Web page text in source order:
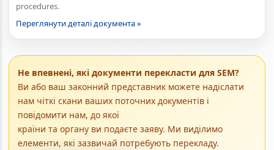
procedures.
Переглянути деталі документа »
Не впевнені, які документи перекласти для SEM?
Ви або ваш законний представник можете надіслати
нам чіткі скани ваших поточних документів і
повідомити нам, до якої
країни та органу ви подаєте заяву. Ми виділимо
елементи, які зазвичай потребують перекладу.